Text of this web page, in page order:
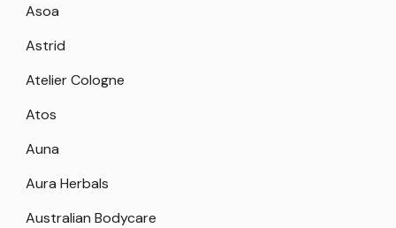
Asoa
Astrid
Atelier Cologne
Atos
Auna
Aura Herbals
Australian Bodycare